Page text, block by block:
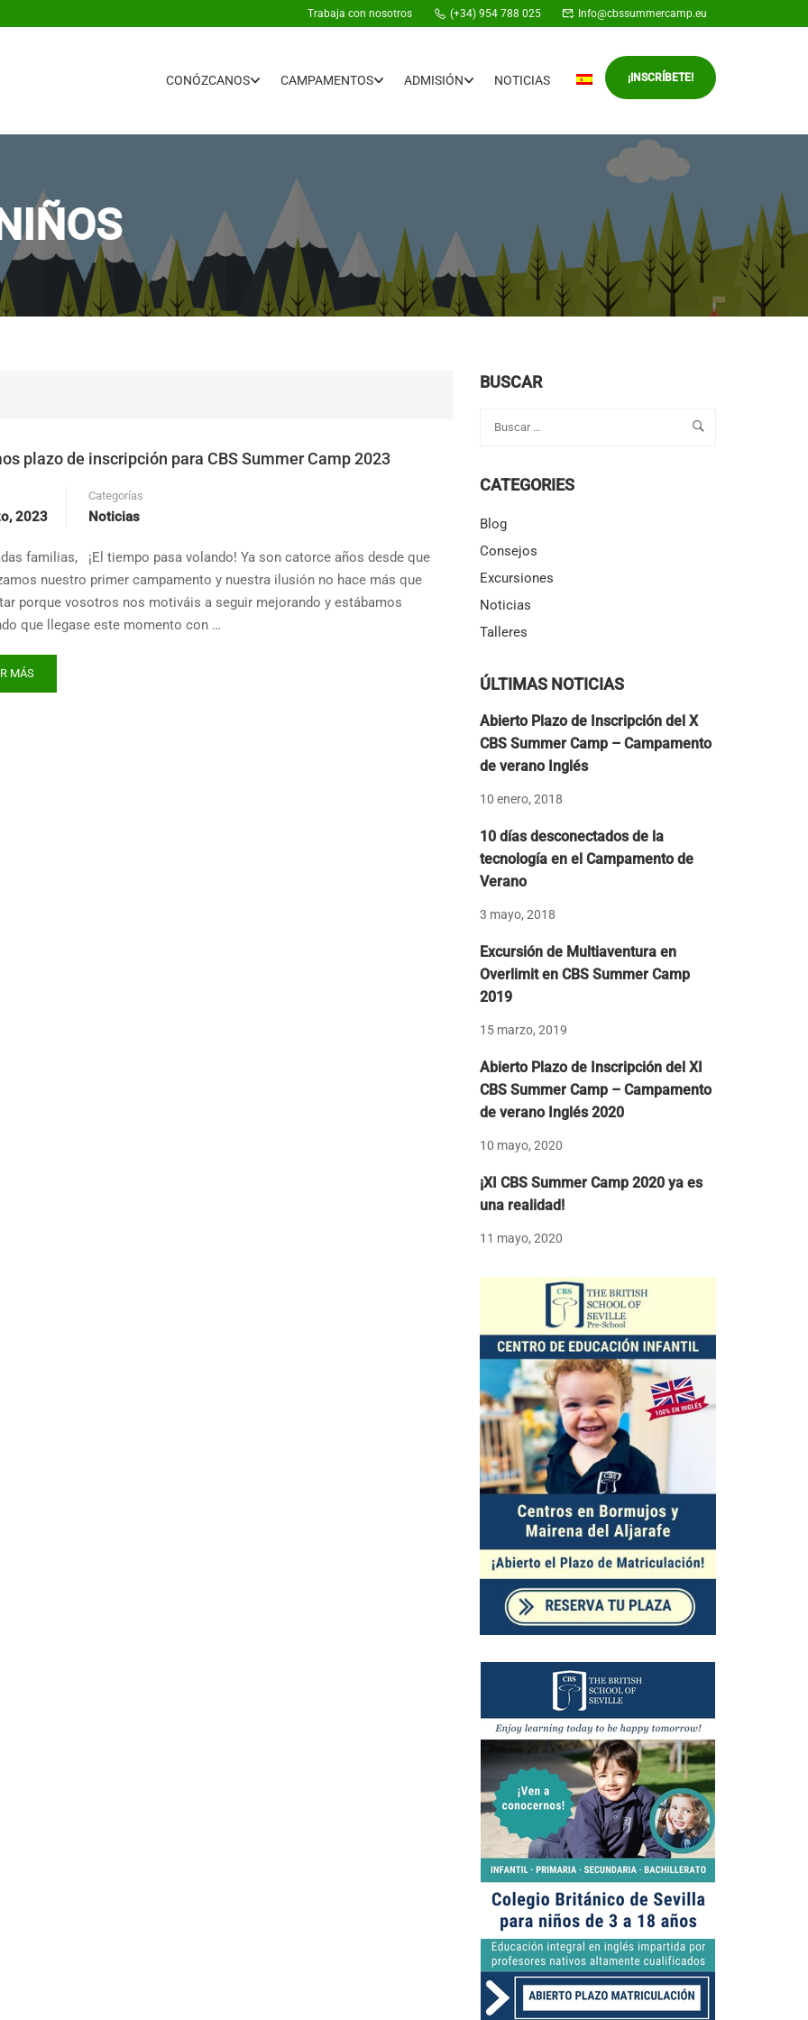
Trabaja con nosotros (+34) 954 788 025 Info@cbssummercamp.eu
CONÓZCANOS CAMPAMENTOS ADMISIÓN NOTICIAS ¡INSCRÍBETE!
plazo de inscripción para CBS Summer Camp 2023
2023
Categorías
Noticias
familias, ¡El tiempo pasa volando! Ya son catorce años desde que
nuestro primer campamento y nuestra ilusión no hace más que
porque vosotros nos motiváis a seguir mejorando y estábamos
que llegase este momento con …
MÁS
BUSCAR
CATEGORIES
Blog
Consejos
Excursiones
Noticias
Talleres
ÚLTIMAS NOTICIAS
Abierto Plazo de Inscripción del X
CBS Summer Camp – Campamento
de verano Inglés
10 enero, 2018
10 días desconectados de la
tecnología en el Campamento de
Verano
3 mayo, 2018
Excursión de Multiaventura en
Overlimit en CBS Summer Camp
2019
15 marzo, 2019
Abierto Plazo de Inscripción del XI
CBS Summer Camp – Campamento
de verano Inglés 2020
10 mayo, 2020
¡XI CBS Summer Camp 2020 ya es
una realidad!
11 mayo, 2020